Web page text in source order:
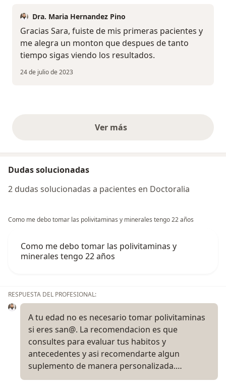
Dra. Maria Hernandez Pino
Gracias Sara, fuiste de mis primeras pacientes y
me alegra un monton que despues de tanto
tiempo sigas viendo los resultados.
24 de julio de 2023
Ver másopiniones anteriores
Dudas solucionadas
2 dudas solucionadas a pacientes en Doctoralia
Como me debo tomar las polivitaminas y minerales tengo 22 años
Como me debo tomar las polivitaminas y
minerales tengo 22 años
RESPUESTA DEL PROFESIONAL:
A tu edad no es necesario tomar polivitaminas
si eres san@. La recomendacion es que
consultes para evaluar tus habitos y
antecedentes y asi recomendarte algun
suplemento de manera personalizada.…